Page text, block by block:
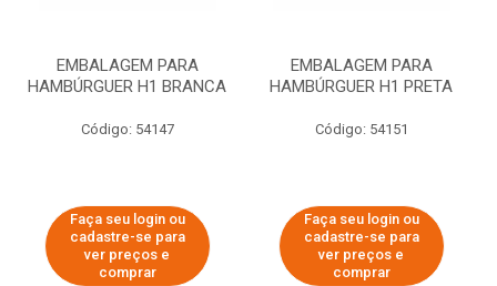
EMBALAGEM PARA
HAMBÚRGUER H1 BRANCA
Código: 54147
Faça seu login ou
cadastre-se para
ver preços e
comprar
EMBALAGEM PARA
HAMBÚRGUER H1 PRETA
Código: 54151
Faça seu login ou
cadastre-se para
ver preços e
comprar